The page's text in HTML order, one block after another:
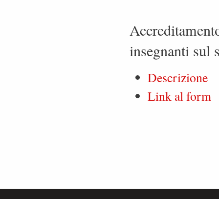
insegnanti
Descrizione
Link al form